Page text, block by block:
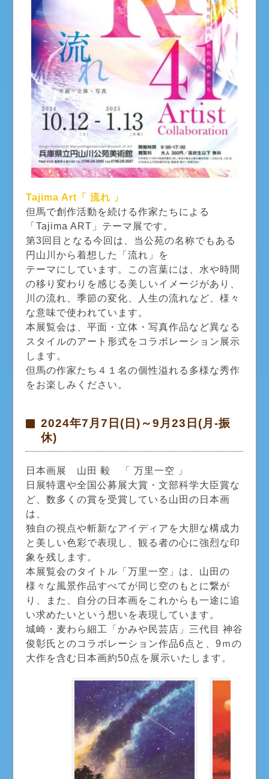
Tajima Art「 流れ 」
但馬で創作活動を続ける作家たちによる
「Tajima ART」テーマ展です。
第3回目となる今回は、当公苑の名称でもある
円山川から着想した「流れ」を
テーマにしています。この言葉には、水や時間
の移り変わりを感じる美しいイメージがあり、
川の流れ、季節の変化、人生の流れなど、様々
な意味で使われています。
本展覧会は、平面・立体・写真作品など異なる
スタイルのアート形式をコラボレーション展示
します。
但馬の作家たち４１名の個性溢れる多様な秀作
をお楽しみください。
2024年7月7日(日)～9月23日(月-振
休)
日本画展 山田 毅 「 万里一空 」
日展特選や全国公募展大賞・文部科学大臣賞な
ど、数多くの賞を受賞している山田の日本画
は、
独自の視点や斬新なアイディアを大胆な構成力
と美しい色彩で表現し、観る者の心に強烈な印
象を残します。
本展覧会のタイトル「万里一空」は、山田の
様々な風景作品すべてが同じ空のもとに繋が
り、また、自分の日本画をこれからも一途に追
い求めたいという想いを表現しています。
城崎・麦わら細工「かみや民芸店」三代目 神谷
俊彰氏とのコラボレーション作品6点と、9ｍの
大作を含む日本画約50点を展示いたします。